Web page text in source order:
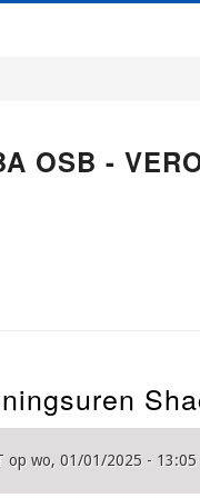
OSB -
op wo, 01/01/2025 - 13:05